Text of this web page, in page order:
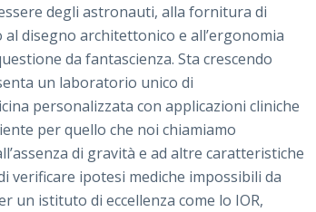
degli astronauti, alla fornitura di
disegno architettonico e all’ergonomia
da fantascienza. Sta crescendo
un laboratorio unico di
personalizzata con applicazioni cliniche
per quello che noi chiamiamo
di gravità e ad altre caratteristiche
verificare ipotesi mediche impossibili da
un istituto di eccellenza come lo IOR,